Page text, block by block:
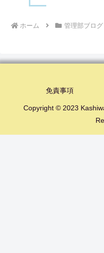
ホーム 管理部ブログ
免責事項
Copyright © 2023